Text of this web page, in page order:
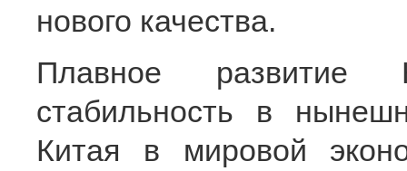
нового качества.
Плавное развитие
стабильность в
Китая в мировой